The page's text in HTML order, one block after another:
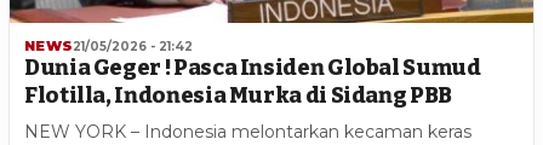
NEWS21/05/2026 - 21:42
Dunia Geger ! Pasca Insiden Global Sumud
Flotilla, Indonesia Murka di Sidang PBB
NEW YORK – Indonesia melontarkan kecaman keras